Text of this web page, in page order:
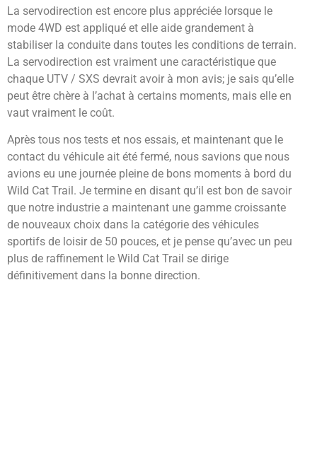
La servodirection est encore plus appréciée lorsque le
mode 4WD est appliqué et elle aide grandement à
stabiliser la conduite dans toutes les conditions de terrain.
La servodirection est vraiment une caractéristique que
chaque UTV / SXS devrait avoir à mon avis; je sais qu’elle
peut être chère à l’achat à certains moments, mais elle en
vaut vraiment le coût.
Après tous nos tests et nos essais, et maintenant que le
contact du véhicule ait été fermé, nous savions que nous
avions eu une journée pleine de bons moments à bord du
Wild Cat Trail. Je termine en disant qu’il est bon de savoir
que notre industrie a maintenant une gamme croissante
de nouveaux choix dans la catégorie des véhicules
sportifs de loisir de 50 pouces, et je pense qu’avec un peu
plus de raffinement le Wild Cat Trail se dirige
définitivement dans la bonne direction.